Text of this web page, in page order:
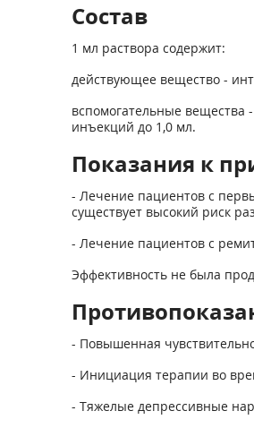
Состав
1 мл раствора содержит:
действующее вещество -
вспомогательные вещества
инъекций до 1,0 мл.
Показания к
- Лечение пациентов с
существует высокий риск
- Лечение пациентов с
Эффективность не была
- Повышенная
- Инициация терапии во
- Тяжелые депрессивные